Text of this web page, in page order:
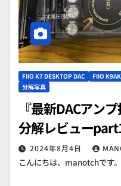
FIIO K7 DESKTOP DAC FIIO
分解写真
『最新DACアン
分解レビュー
2024年8月4日
こんにちは、manotchです